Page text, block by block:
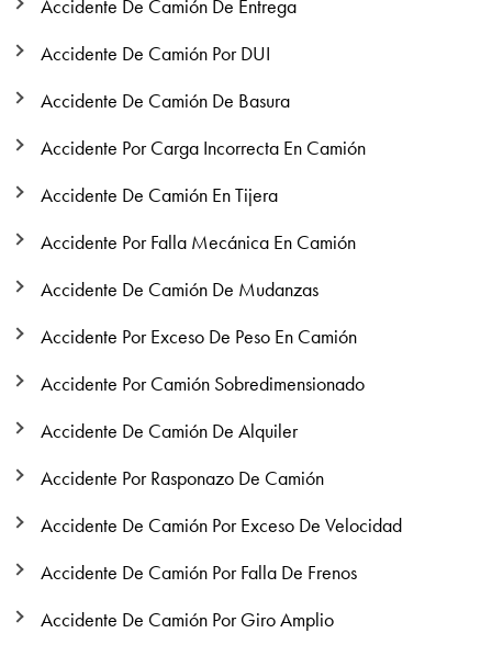
Accidente De Camión De Entrega
Accidente De Camión Por DUI
Accidente De Camión De Basura
Accidente Por Carga Incorrecta En Camión
Accidente De Camión En Tijera
Accidente Por Falla Mecánica En Camión
Accidente De Camión De Mudanzas
Accidente Por Exceso De Peso En Camión
Accidente Por Camión Sobredimensionado
Accidente De Camión De Alquiler
Accidente Por Rasponazo De Camión
Accidente De Camión Por Exceso De Velocidad
Accidente De Camión Por Falla De Frenos
Accidente De Camión Por Giro Amplio